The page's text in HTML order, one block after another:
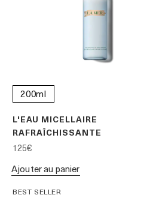
200ml
L'EAU MICELLAIRE
RAFRAÎCHISSANTE
125€
Ajouter au panier
BEST SELLER